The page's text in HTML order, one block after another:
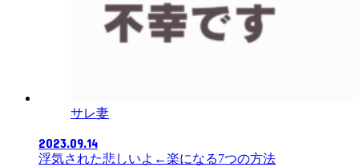
サレ妻
2023.09.14
浮気された悲しいよ←楽になる7つの方法